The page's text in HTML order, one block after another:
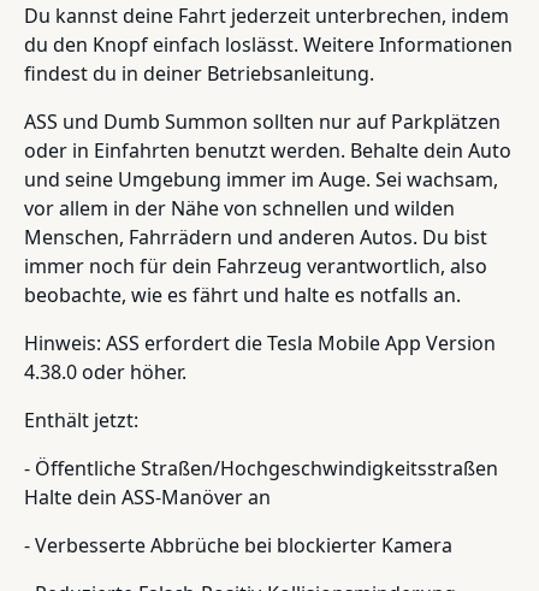
Du kannst deine Fahrt jederzeit unterbrechen, indem
du den Knopf einfach loslässt. Weitere Informationen
findest du in deiner Betriebsanleitung.
ASS und Dumb Summon sollten nur auf Parkplätzen
oder in Einfahrten benutzt werden. Behalte dein Auto
und seine Umgebung immer im Auge. Sei wachsam,
vor allem in der Nähe von schnellen und wilden
Menschen, Fahrrädern und anderen Autos. Du bist
immer noch für dein Fahrzeug verantwortlich, also
beobachte, wie es fährt und halte es notfalls an.
Hinweis: ASS erfordert die Tesla Mobile App Version
4.38.0 oder höher.
Enthält jetzt:
- Öffentliche Straßen/Hochgeschwindigkeitsstraßen
Halte dein ASS-Manöver an
- Verbesserte Abbrüche bei blockierter Kamera